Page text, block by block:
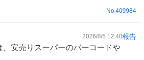
No.409984
2026/8/5 12:40報告
、安売りスーパーのバーコードや